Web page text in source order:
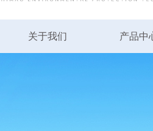
关于我们 产品中